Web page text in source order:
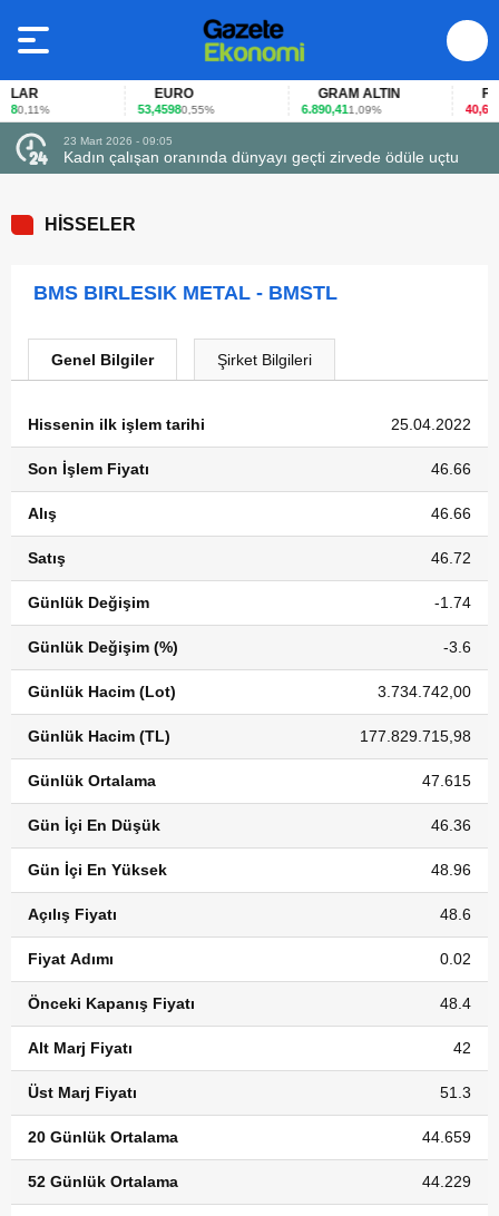
0,11%
EURO
53,45980,55%
GRAM ALTIN
6.890,411,09%
FAİZ
40,65-
23 Mart 2026 - 09:05
Kadın çalışan oranında dünyayı geçti zirvede ödüle uçtu
HİSSELER
BMS BIRLESIK METAL - BMSTL
Genel Bilgiler Şirket Bilgileri
Hissenin ilk işlem tarihi 25.04.2022
Son İşlem Fiyatı 46.66
Alış 46.66
Satış 46.72
Günlük Değişim -1.74
Günlük Değişim (%) -3.6
Günlük Hacim (Lot) 3.734.742,00
Günlük Hacim (TL) 177.829.715,98
Günlük Ortalama 47.615
Gün İçi En Düşük 46.36
Gün İçi En Yüksek 48.96
Açılış Fiyatı 48.6
Fiyat Adımı 0.02
Önceki Kapanış Fiyatı 48.4
Alt Marj Fiyatı 42
Üst Marj Fiyatı 51.3
20 Günlük Ortalama 44.659
52 Günlük Ortalama 44.229